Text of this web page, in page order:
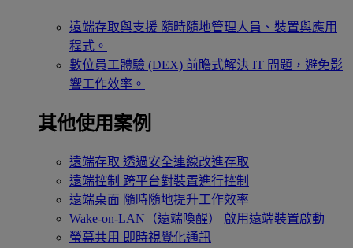
遠端存取與支援 隨時隨地管理人員、裝置與應用
程式。
數位員工體驗 (DEX) 前瞻式解決 IT 問題，避免影
響工作效率。
其他使用案例
遠端存取 透過安全連線改進存取
遠端控制 跨平台對裝置進行控制
遠端桌面 隨時隨地提升工作效率
Wake-on-LAN（遠端喚醒）
啟用遠端裝置啟動
螢幕共用 即時視覺化通訊